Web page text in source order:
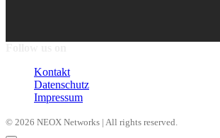
Kontakt
Datenschutz
Impressum
© 2026 NEOX Networks | All rights reserved.